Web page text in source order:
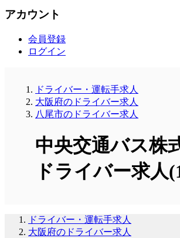
アカウント
会員登録
ログイン
ドライバー・運転手求人
大阪府のドライバー求人
八尾市のドライバー求人
中央交通バス株
ドライバー求人
ドライバー・運転手求人
大阪府のドライバー求人